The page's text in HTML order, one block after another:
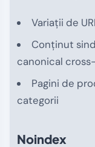
Variații de
Conținut
canonical
Pagini de
categorii
Noindex